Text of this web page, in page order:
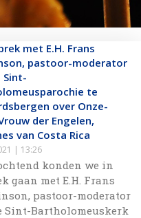
met E.H. Frans
pastoor-moderator
Sint-
te
over Onze-
der Engelen,
van Costa Rica
13:26
konden we in
gaan met E.H. Frans
pastoor-moderator
Sint-Bartholomeuskerk